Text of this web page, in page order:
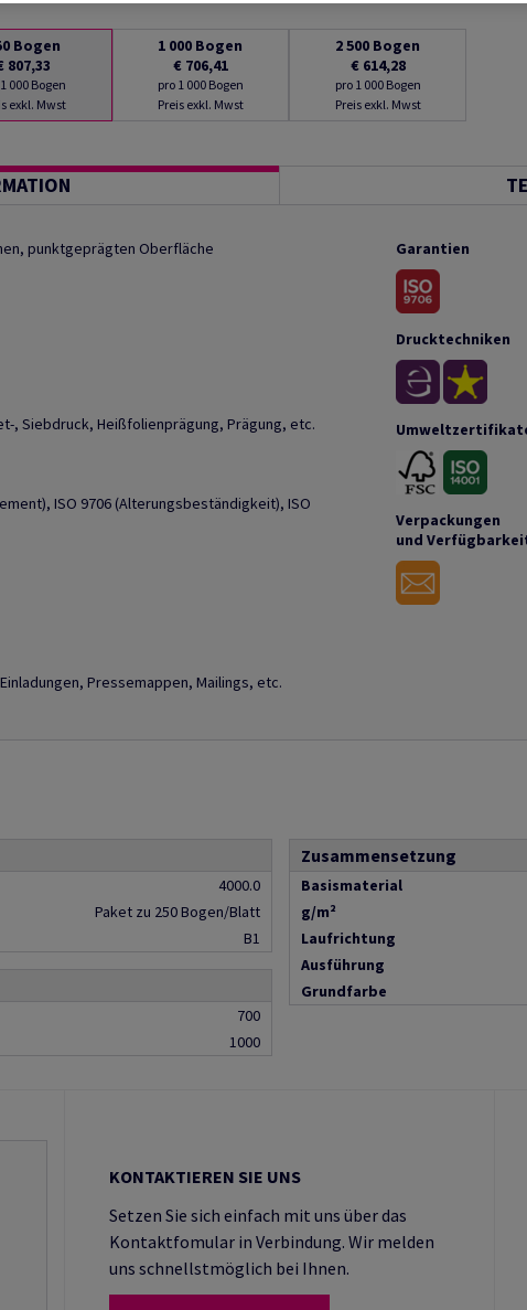
Bogen
807,33
000 Bogen
exkl. Mwst
1 000 Bogen
€ 706,41
pro 1 000 Bogen
Preis exkl. Mwst
2 500 Bogen
€ 614,28
pro 1 000 Bogen
Preis exkl. Mwst
punktgeprägten Oberfläche
, Siebdruck, Heißfolienprägung, Prägung, etc.
ISO 9706 (Alterungsbeständigkeit), ISO
Pressemappen, Mailings, etc.
Garantien
Drucktechniken
Verpackungen
und
4000.0
Paket zu 250 Bogen/Blatt
B1
700
1000
Zusammensetzung
Basismaterial
g/m²
Laufrichtung
Ausführung
Grundfarbe
KONTAKTIEREN SIE UNS
Setzen Sie sich einfach mit uns über das
Kontaktfomular in Verbindung. Wir melden
uns schnellstmöglich bei Ihnen.